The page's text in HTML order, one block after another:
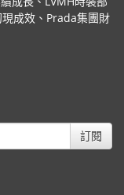
成效、Prada集團財
訂閱